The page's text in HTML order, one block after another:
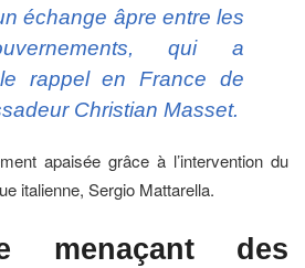
échange âpre entre les
qui a
rappel en France de
Christian Masset.
apaisée grâce à l’intervention du
italienne, Sergio Mattarella.
menaçant des